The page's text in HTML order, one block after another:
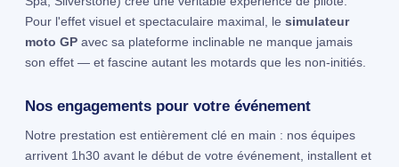
Pour l'effet visuel et spectaculaire maximal, le simulateur
moto GPavec sa plateforme inclinable ne manque jamais
son effet — et fascine autant les motards que les non-initiés.
Nos engagements pour votre événement
Notre prestation est entièrement clé en main : nos équipes
arrivent 1h30 avant le début de votre événement, installent et